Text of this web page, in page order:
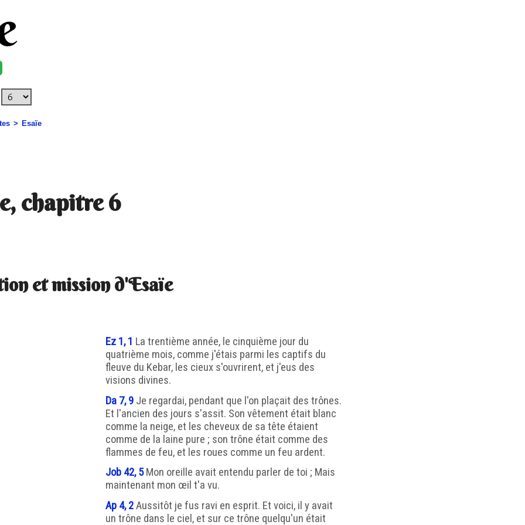
Esaïe
chapitre 6
et mission d'Esaïe
Ez 1, 1 La trentième année, le cinquième jour du
quatrième mois, comme j'étais parmi les captifs du
fleuve du Kebar, les cieux s'ouvrirent, et j'eus des
visions divines.
Da 7, 9 Je regardai, pendant que l'on plaçait des trônes.
Et l'ancien des jours s'assit. Son vêtement était blanc
comme la neige, et les cheveux de sa tête étaient
comme de la laine pure ; son trône était comme des
flammes de feu, et les roues comme un feu ardent.
Job 42, 5Mon oreille avait entendu parler de toi ; Mais
maintenant mon œil t'a vu.
Ap 4, 2Aussitôt je fus ravi en esprit. Et voici, il y avait
un trône dans le ciel, et sur ce trône quelqu'un était